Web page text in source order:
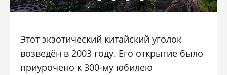
Этот экзотический китайский уголок
возведён в 2003 году. Его открытие было
приурочено к 300-му юбилею